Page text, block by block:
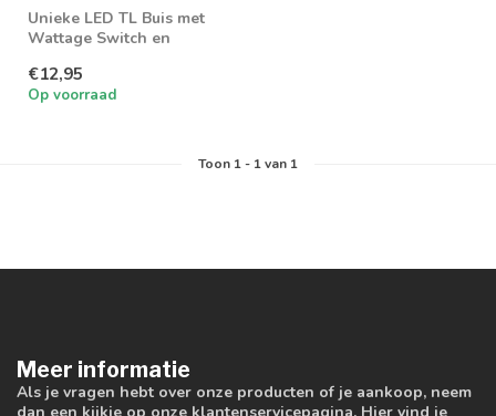
Unieke LED TL Buis met
Wattage Switch en
€12,95
Op voorraad
Toon 1- 1van 1
Meer informatie
Als je vragen hebt over onze producten of je aankoop, neem